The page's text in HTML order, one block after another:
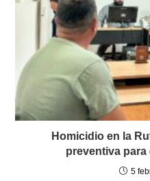
Homicidio en la
preventiva
5